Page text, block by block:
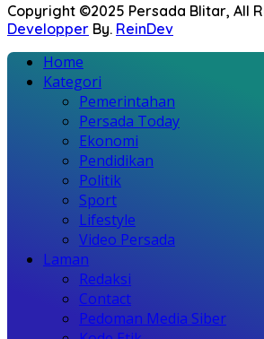
Copyright ©2025 Persada Blitar, All
Developper By. ReinDev
Home
Kategori
Pemerintahan
Persada Today
Ekonomi
Pendidikan
Politik
Sport
Lifestyle
Video Persada
Laman
Redaksi
Contact
Pedoman Media Siber